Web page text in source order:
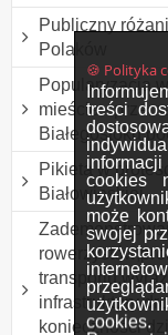
🍪 Polityka
treści
cookies
może
swojej
cookies.
Publiczny
Polaków
Popularyzacja
mieście -
Białegostoku
Pikieta w
Białowieskiej.
infrastruktury
konieczności